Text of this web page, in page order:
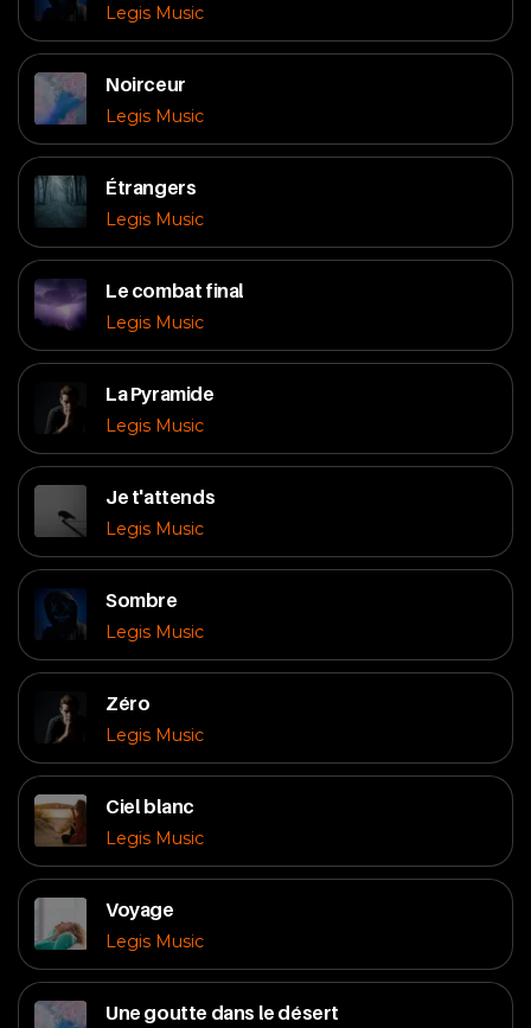
Legis Music
Noirceur
Legis Music
Étrangers
Legis Music
Le combat final
Legis Music
La Pyramide
Legis Music
Je t'attends
Legis Music
Sombre
Legis Music
Zéro
Legis Music
Ciel blanc
Legis Music
Voyage
Legis Music
Une goutte dans le désert